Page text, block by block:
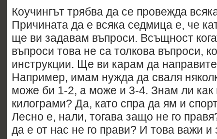
Коучингът трябва да се провежда
Причината да е всяка седмица е, че
ще ви задавам въпроси. Всъщност
въпроси това не са толкова въпроси,
инструкции. Ще ви карам да
Например, имам нужда да сваля
може би 1-2, а може и 3-4. Знам ли как
килограми? Да, като спра да ям и
Лесно е, нали, тогава защо не го
да е от нас не го прави? И това важи и